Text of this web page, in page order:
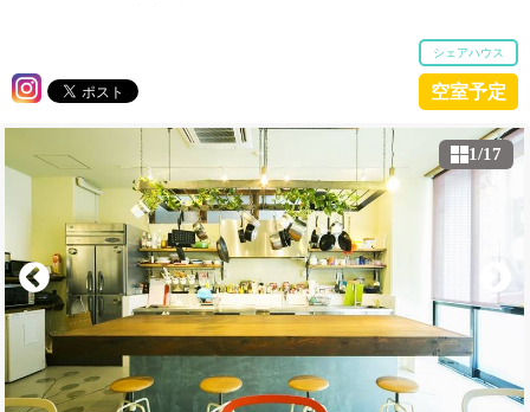
シェアハウス
空室予定
1/17